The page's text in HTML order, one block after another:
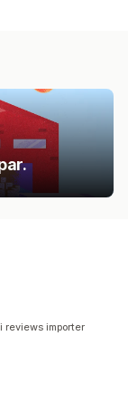
reviews importer